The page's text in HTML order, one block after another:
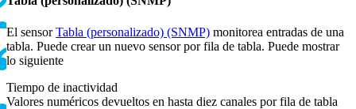
El sensorTabla (personalizado) (SNMP) monitorea entradas de una
tabla. Puede crear un nuevo sensor por fila de tabla. Puede mostrar
lo siguiente
Tiempo de inactividad
Valores numéricos devueltos en hasta diez canales por fila de tabla